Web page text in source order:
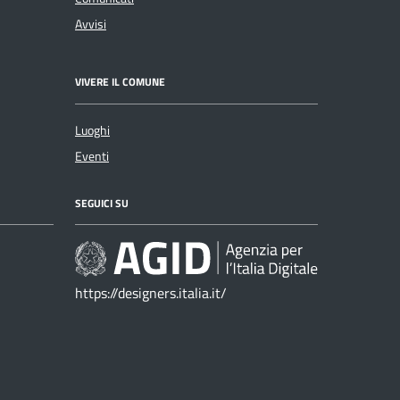
Avvisi
VIVERE IL COMUNE
Luoghi
Eventi
SEGUICI SU
https://designers.italia.it/